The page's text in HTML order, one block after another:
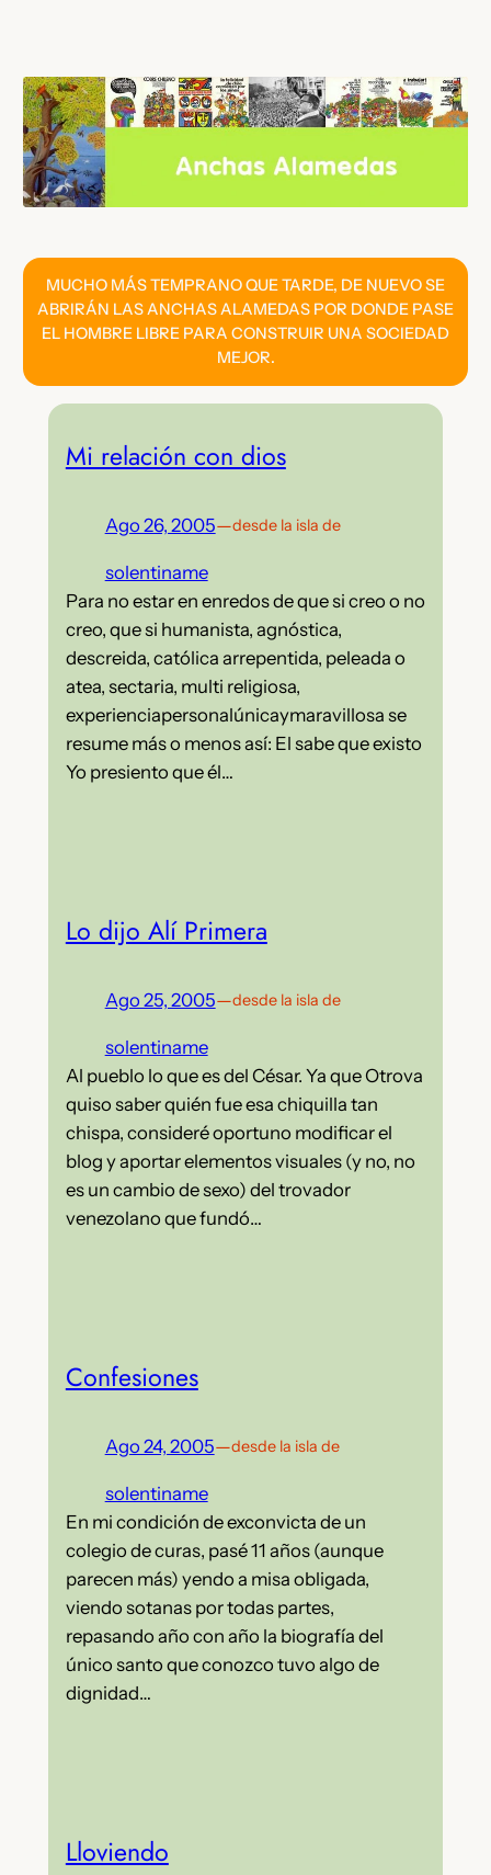
contenido
MUCHO MÁS TEMPRANO QUE TARDE, DE NUEVO SE
ABRIRÁN LAS ANCHAS ALAMEDAS POR DONDE PASE
EL HOMBRE LIBRE PARA CONSTRUIR UNA SOCIEDAD
MEJOR.
Mi relación con dios
Ago 26, 2005—desde la isla de
solentiname
Para no estar en enredos de que si creo o no
creo, que si humanista, agnóstica,
descreida, católica arrepentida, peleada o
atea, sectaria, multi religiosa,
experienciapersonalúnicaymaravillosa se
resume más o menos así: El sabe que existo
Yo presiento que él…
Lo dijo Alí Primera
Ago 25, 2005—desde la isla de
solentiname
Al pueblo lo que es del César. Ya que Otrova
quiso saber quién fue esa chiquilla tan
chispa, consideré oportuno modificar el
blog y aportar elementos visuales (y no, no
es un cambio de sexo) del trovador
venezolano que fundó…
Confesiones
Ago 24, 2005—desde la isla de
solentiname
En mi condición de exconvicta de un
colegio de curas, pasé 11 años (aunque
parecen más) yendo a misa obligada,
viendo sotanas por todas partes,
repasando año con año la biografía del
único santo que conozco tuvo algo de
dignidad…
Lloviendo